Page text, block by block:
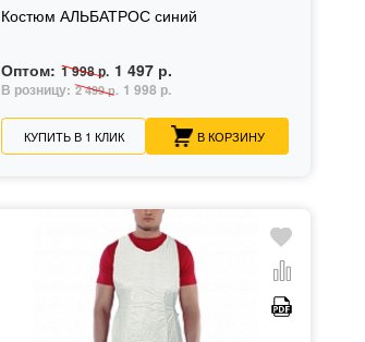
Костюм АЛЬБАТРОС синий
Оптом: 1 998 р. 1 497 р.
В розницу:2 499 р. 1 998 р.
КУПИТЬ В 1 КЛИК В КОРЗИНУ